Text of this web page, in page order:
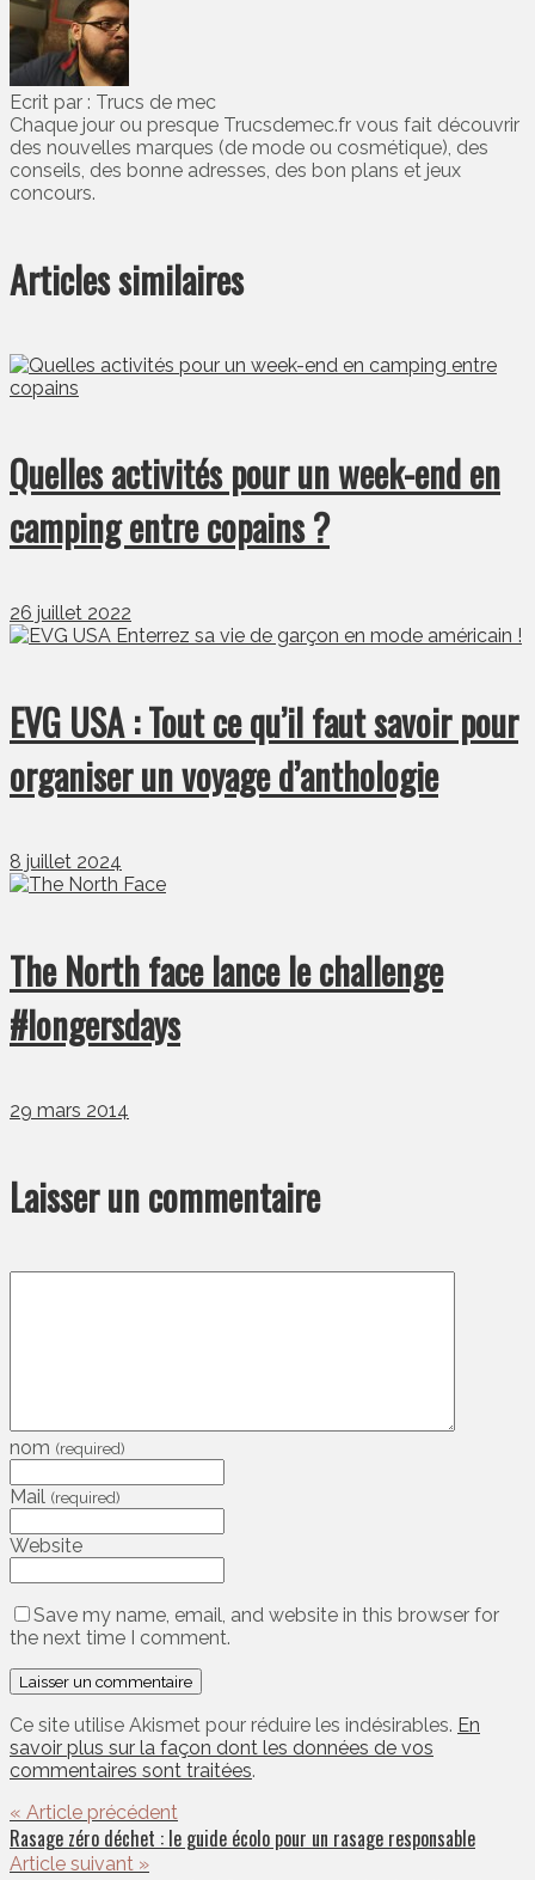
Ecrit par : Trucs de mec
Chaque jour ou presque Trucsdemec.fr vous fait découvrir
des nouvelles marques (de mode ou cosmétique), des
conseils, des bonne adresses, des bon plans et jeux
concours.
Articles similaires
Quelles activités pour un week-end en
camping entre copains ?
26 juillet 2022
EVG USA : Tout ce qu’il faut savoir pour
organiser un voyage d’anthologie
8 juillet 2024
The North face lance le challenge
#longersdays
29 mars 2014
Laisser un commentaire
nom (required)
Mail (required)
Website
Save my name, email, and website in this browser for
the next time I comment.
Ce site utilise Akismet pour réduire les indésirables. En
savoir plus sur la façon dont les données de vos
commentaires sont traitées.
« Article précédent
Rasage zéro déchet : le guide écolo pour un rasage responsable
Article suivant »